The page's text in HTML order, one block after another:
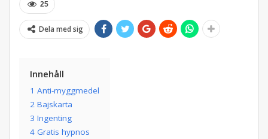
25
Dela med sig
Innehåll
1 Anti-myggmedel
2 Bajskarta
3 Ingenting
4 Gratis hypnos